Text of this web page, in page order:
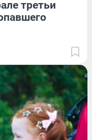
третьи